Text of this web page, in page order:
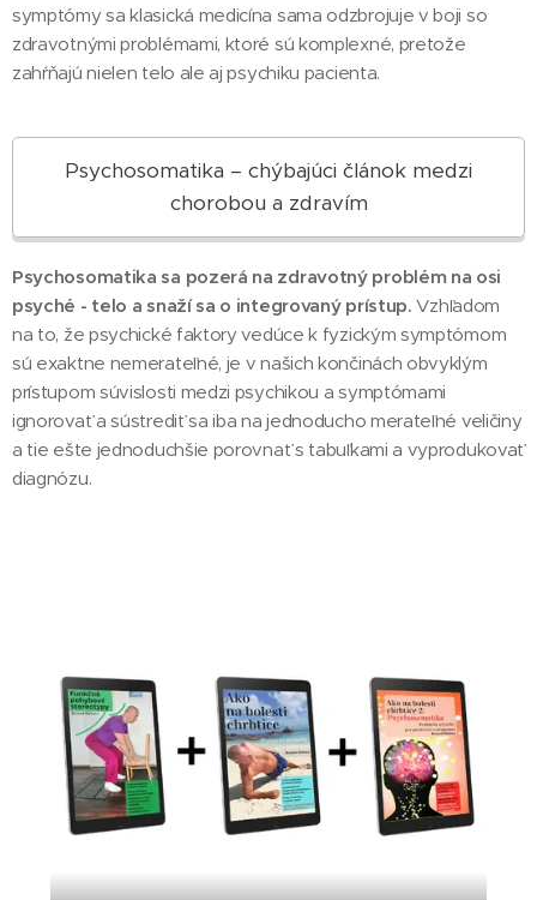
symptómy sa klasická medicína sama odzbrojuje v boji so
zdravotnými problémami, ktoré sú komplexné, pretože
zahŕňajú nielen telo ale aj psychiku pacienta.
Psychosomatika – chýbajúci článok medzi
chorobou a zdravím
Psychosomatika sa pozerá na zdravotný problém na osi
psyché - telo a snaží sa o integrovaný prístup. Vzhľadom
na to, že psychické faktory vedúce k fyzickým symptómom
sú exaktne nemerateľné, je v našich končinách obvyklým
prístupom súvislosti medzi psychikou a symptómami
ignorovať a sústrediť sa iba na jednoducho merateľné veličiny
a tie ešte jednoduchšie porovnať s tabuľkami a vyprodukovať
diagnózu.